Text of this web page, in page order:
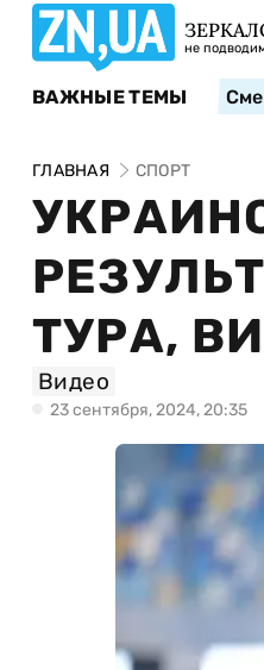
не
ВАЖНЫЕ ТЕМЫ
ГЛАВНАЯ СПОРТ
ТУРА,
Видео
23 сентября, 2024, 20:35